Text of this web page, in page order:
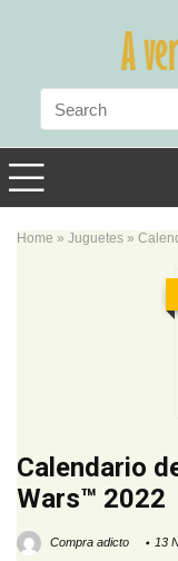
Home » Juguetes »
Calendario
Wars™ 2022
Compra adicto 13